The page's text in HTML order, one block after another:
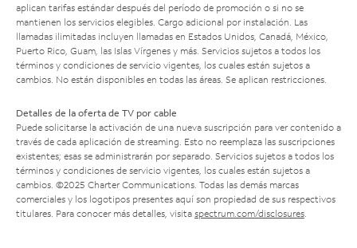
aplican tarifas estándar después del período de promoción o si no se
mantienen los servicios elegibles. Cargo adicional por instalación. Las
llamadas ilimitadas incluyen llamadas en Estados Unidos, Canadá, México,
Puerto Rico, Guam, las Islas Vírgenes y más. Servicios sujetos a todos los
términos y condiciones de servicio vigentes, los cuales están sujetos a
cambios. No están disponibles en todas las áreas. Se aplican restricciones.
Detalles de la oferta de TV por cable
Puede solicitarse la activación de una nueva suscripción para ver contenido a
través de cada aplicación de streaming. Esto no reemplaza las suscripciones
existentes; esas se administrarán por separado. Servicios sujetos a todos los
términos y condiciones de servicio vigentes, los cuales están sujetos a
cambios. ©2025 Charter Communications. Todas las demás marcas
comerciales y los logotipos presentes aquí son propiedad de sus respectivos
titulares. Para conocer más detalles, visita spectrum.com/disclosures